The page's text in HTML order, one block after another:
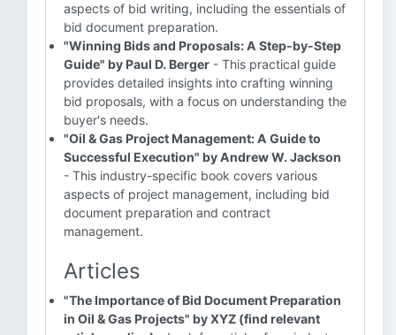
aspects of bid writing, including the essentials of
bid document preparation.
"Winning Bids and Proposals: A Step-by-Step
Guide" by Paul D. Berger - This practical guide
provides detailed insights into crafting winning
bid proposals, with a focus on understanding the
buyer's needs.
"Oil & Gas Project Management: A Guide to
Successful Execution" by Andrew W. Jackson
- This industry-specific book covers various
aspects of project management, including bid
document preparation and contract
management.
Articles
"The Importance of Bid Document Preparation
in Oil & Gas Projects" by XYZ (find relevant